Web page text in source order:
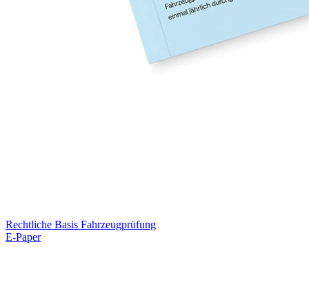
Rechtliche Basis Fahrzeugprüfung
E-Paper